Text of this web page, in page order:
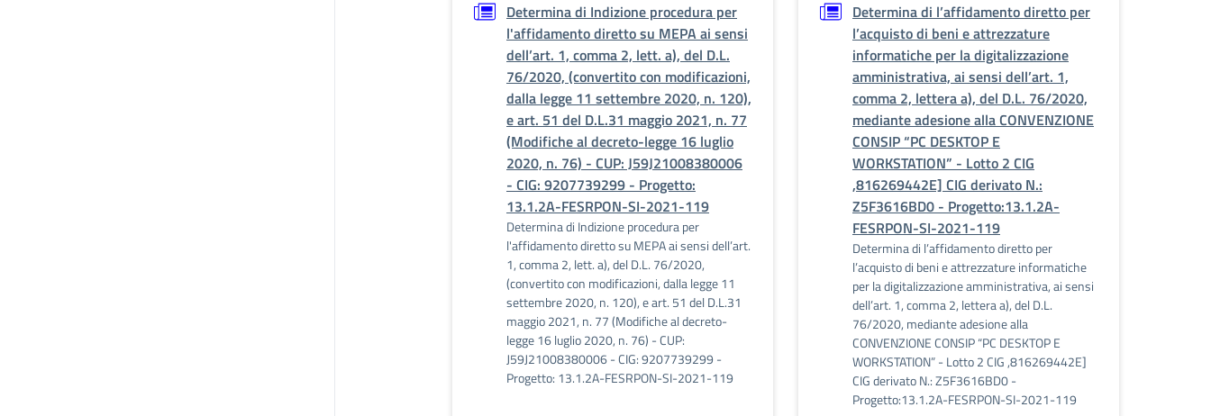
Determina di Indizione procedura per
l'affidamento diretto su MEPA ai sensi
dell’art. 1, comma 2, lett. a), del D.L.
76/2020, (convertito con modificazioni,
dalla legge 11 settembre 2020, n. 120),
e art. 51 del D.L.31 maggio 2021, n. 77
(Modifiche al decreto-legge 16 luglio
2020, n. 76) - CUP: J59J21008380006
- CIG: 9207739299 - Progetto:
13.1.2A-FESRPON-SI-2021-119
Determina di Indizione procedura per
l'affidamento diretto su MEPA ai sensi dell’art.
1, comma 2, lett. a), del D.L. 76/2020,
(convertito con modificazioni, dalla legge 11
settembre 2020, n. 120), e art. 51 del D.L.31
maggio 2021, n. 77 (Modifiche al decreto-
legge 16 luglio 2020, n. 76) - CUP:
J59J21008380006 - CIG: 9207739299 -
Progetto: 13.1.2A-FESRPON-SI-2021-119
Determina di l’affidamento diretto per
l’acquisto di beni e attrezzature
informatiche per la digitalizzazione
amministrativa, ai sensi dell’art. 1,
comma 2, lettera a), del D.L. 76/2020,
mediante adesione alla CONVENZIONE
CONSIP “PC DESKTOP E
WORKSTATION” - Lotto 2 CIG
,816269442E] CIG derivato N.:
Z5F3616BD0 - Progetto:13.1.2A-
FESRPON-SI-2021-119
Determina di l’affidamento diretto per
l’acquisto di beni e attrezzature informatiche
per la digitalizzazione amministrativa, ai sensi
dell’art. 1, comma 2, lettera a), del D.L.
76/2020, mediante adesione alla
CONVENZIONE CONSIP “PC DESKTOP E
WORKSTATION” - Lotto 2 CIG ,816269442E]
CIG derivato N.: Z5F3616BD0 -
Progetto:13.1.2A-FESRPON-SI-2021-119